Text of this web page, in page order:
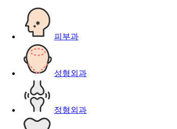
피부과
성형외과
정형외과